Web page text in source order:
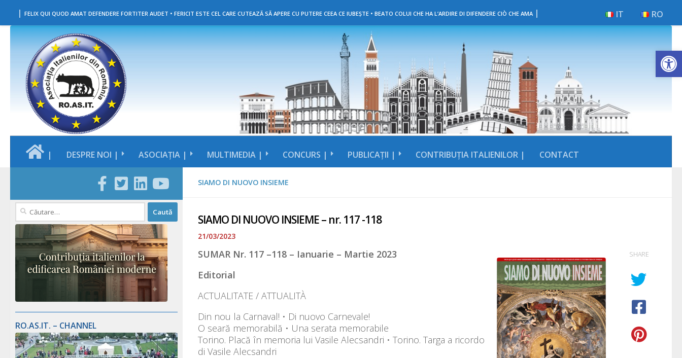
Skip to content
| FELIX QUI QUOD AMAT DEFENDERE FORTITER AUDET • FERICIT ESTE CEL CARE CUTEAZĂ SĂ APERE CU PUTERE CEEA CE IUBEȘTE • BEATO COLUI CHE HA L’ARDIRE DI DIFENDERE CIÒ CHE AMA | RO
IT
| DESPRE NOI | ASOCIAȚIA | MULTIMEDIA | CONCURS | PUBLICAȚII | CONTRIBUȚIA ITALIENILOR | CONTACT
SIAMO DI NUOVO INSIEME
SIAMO DI NUOVO INSIEME – nr. 117 -118
21/03/2023
SUMAR Nr. 117 –118 – Ianuarie – Martie 2023
Editorial
ACTUALITATE / ATTUALITÀ
Din nou la Carnaval! • Di nuovo Carnevale!
O seară memorabilă • Una serata memorabile
Torino. Placă în memoria lui Vasile Alecsandri • Torino. Targa a ricordo
di Vasile Alecsandri
SHARE
Caută
RO.AS.IT. – CHANNEL